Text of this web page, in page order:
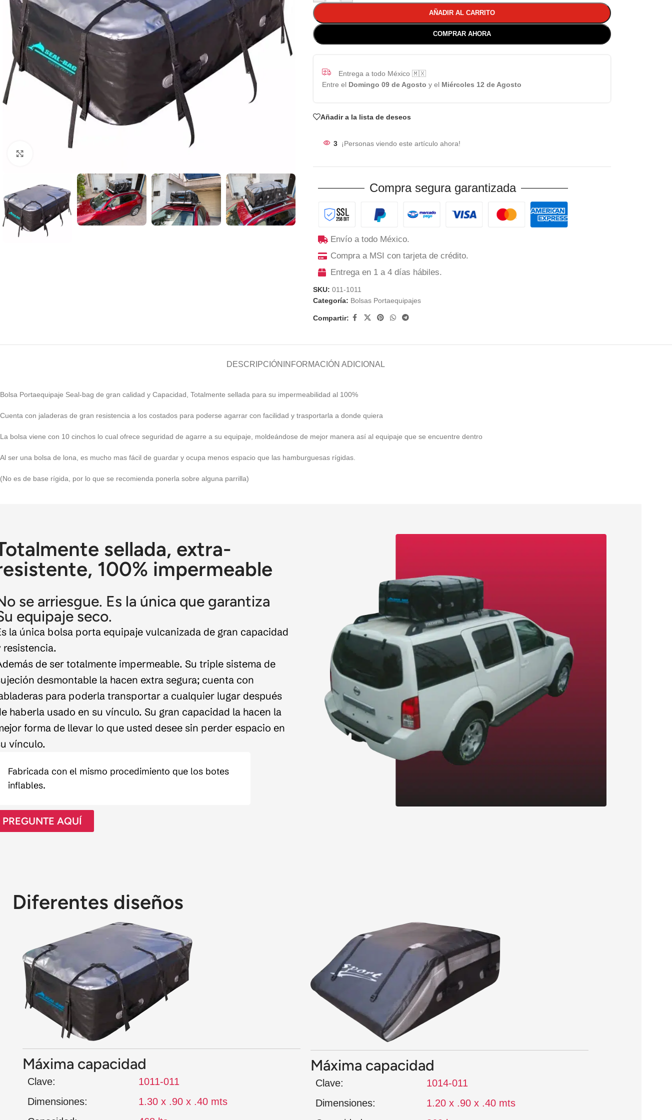
AÑADIR AL CARRITO
COMPRAR AHORA
Entrega a todo México 🇲🇽
Entre el Domingo 09 de Agosto y el Miércoles 12 de Agosto
Añadir a la lista de deseos
3 ¡Personas viendo este artículo ahora!
Compra segura garantizada
Envío a todo México.
Compra a MSI con tarjeta de crédito.
Entrega en 1 a 4 días hábiles.
SKU: 011-1011
Categoría: Bolsas Portaequipajes
Compartir:
DESCRIPCIÓN INFORMACIÓN ADICIONAL
Bolsa Portaequipaje Seal-bag de gran calidad y Capacidad, Totalmente sellada para su impermeabilidad al 100%
Cuenta con jaladeras de gran resistencia a los costados para poderse agarrar con facilidad y trasportarla a donde quiera
La bolsa viene con 10 cinchos lo cual ofrece seguridad de agarre a su equipaje, moldeándose de mejor manera así al equipaje que se encuentre dentro
Al ser una bolsa de lona, es mucho mas fácil de guardar y ocupa menos espacio que las hamburguesas rígidas.
(No es de base rígida, por lo que se recomienda ponerla sobre alguna parrilla)
sellada, extra-
100% impermeable
se arriesgue. Es la única que garantiza
equipaje seco.
la única bolsa porta equipaje vulcanizada de gran capacidad
resistencia.
de ser totalmente impermeable. Su triple sistema de
desmontable la hacen extra segura; cuenta con
para poderla transportar a cualquier lugar después
haberla usado en su vínculo. Su gran capacidad la hacen la
forma de llevar lo que usted desee sin perder espacio en
vínculo.
Fabricada con el mismo procedimiento que los botes
inflables.
PREGUNTE AQUÍ
Diferentes diseños
Máxima capacidad
Clave:
1011-011
Dimensiones:
1.30 x .90 x .40 mts
Máxima capacidad
Clave:
1014-011
Dimensiones:
1.20 x .90 x .40 mts